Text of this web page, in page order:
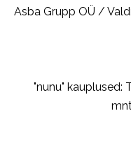
Asba Grupp OÜ /
"nunu" kauplused: